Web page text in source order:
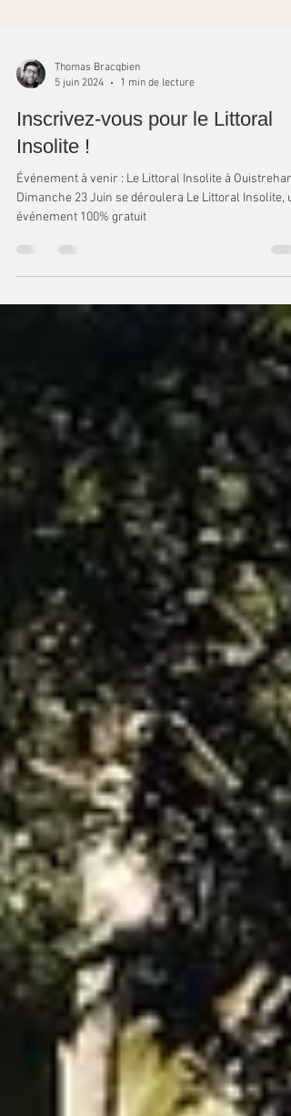
Thomas Bracqbien
1 min de lecture
Inscrivez-vous pour le Littoral
Insolite !
Événement à venir : Le Littoral Insolite à Ouistreham
Dimanche 23 Juin se déroulera Le Littoral Insolite,